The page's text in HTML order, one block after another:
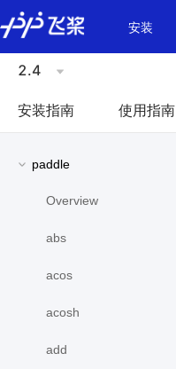
\u200E
安装
2.4
安装指南 使用指南
paddle
Overview
abs
acos
acosh
add